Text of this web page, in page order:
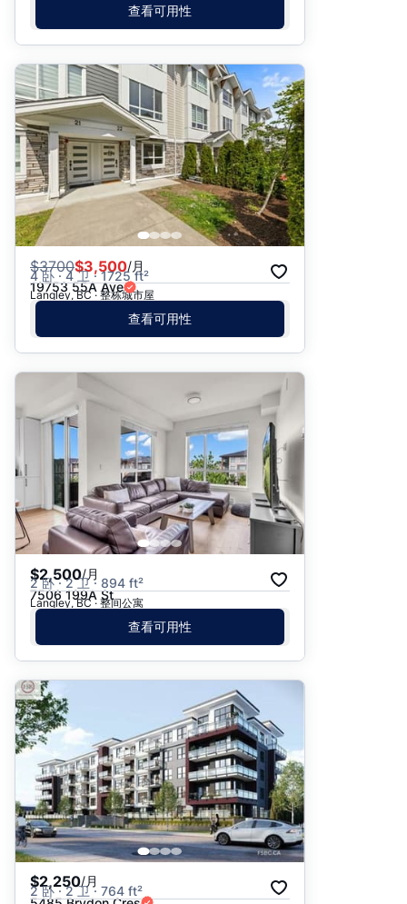
查看可用性
$3700$3,500/月
4 卧 · 4 卫 · 1725 ft²
19753 55A Ave
Langley, BC · 整栋城市屋
查看可用性
$2,500/月
2 卧 · 2 卫 · 894 ft²
7506 199A St
Langley, BC · 整间公寓
查看可用性
$2,250/月
2 卧 · 2 卫 · 764 ft²